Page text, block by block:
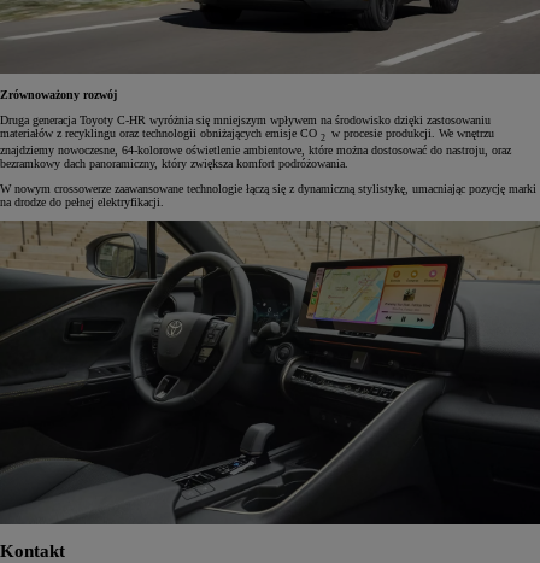
Zrównoważony rozwój
Druga generacja Toyoty C-HR wyróżnia się mniejszym wpływem na środowisko dzięki zastosowaniu
materiałów z recyklingu oraz technologii obniżających emisje CO 2 w procesie produkcji. We wnętrzu
znajdziemy nowoczesne, 64-kolorowe oświetlenie ambientowe, które można dostosować do nastroju, oraz
bezramkowy dach panoramiczny, który zwiększa komfort podróżowania.
W nowym crossowerze zaawansowane technologie łączą się z dynamiczną stylistykę, umacniając pozycję marki
na drodze do pełnej elektryfikacji.
Kontakt